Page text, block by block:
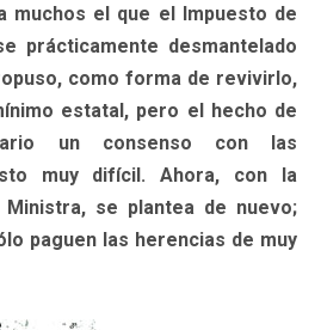
muchos el que el Impuesto de
prácticamente desmantelado
como forma de revivirlo,
estatal, pero el hecho de
un consenso con las
muy difícil. Ahora, con la
se plantea de nuevo;
paguen las herencias de muy